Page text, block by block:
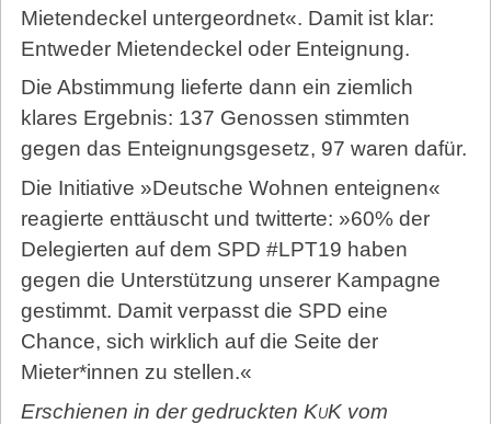
Mietendeckel untergeordnet«. Damit ist klar:
Entweder Mietendeckel oder Enteignung.
Die Abstimmung lieferte dann ein ziemlich
klares Ergebnis: 137 Genossen stimmten
gegen das Enteignungsgesetz, 97 waren dafür.
Die Initiative »Deutsche Wohnen enteignen«
reagierte enttäuscht und twitterte: »60% der
Delegierten auf dem SPD #LPT19 haben
gegen die Unterstützung unserer Kampagne
gestimmt. Damit verpasst die SPD eine
Chance, sich wirklich auf die Seite der
Mieter*innen zu stellen.«
Erschienen in der gedruckten KuKvom